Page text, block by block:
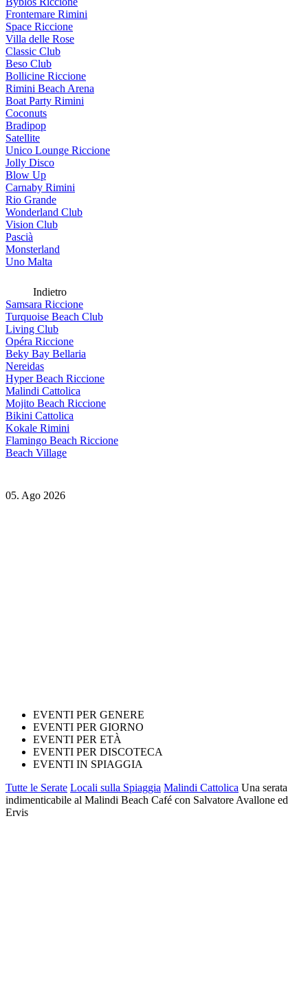
Frontemare Rimini
Space Riccione
Villa delle Rose
Classic Club
Beso Club
Bollicine Riccione
Rimini Beach Arena
Boat Party Rimini
Coconuts
Bradipop
Satellite
Unico Lounge Riccione
Jolly Disco
Blow Up
Carnaby Rimini
Rio Grande
Wonderland Club
Vision Club
Pascià
Monsterland
Uno Malta
Indietro
Samsara Riccione
Turquoise Beach Club
Living Club
Opéra Riccione
Beky Bay Bellaria
Nereidas
Hyper Beach Riccione
Malindi Cattolica
Mojito Beach Riccione
Bikini Cattolica
Kokale Rimini
Flamingo Beach Riccione
Beach Village
05. Ago 2026
EVENTI PER GENERE
EVENTI PER GIORNO
EVENTI PER ETÀ
EVENTI PER DISCOTECA
EVENTI IN SPIAGGIA
Tutte le Serate Locali sulla Spiaggia Malindi Cattolica Una serata
indimenticabile al Malindi Beach Café con Salvatore Avallone ed
Ervis